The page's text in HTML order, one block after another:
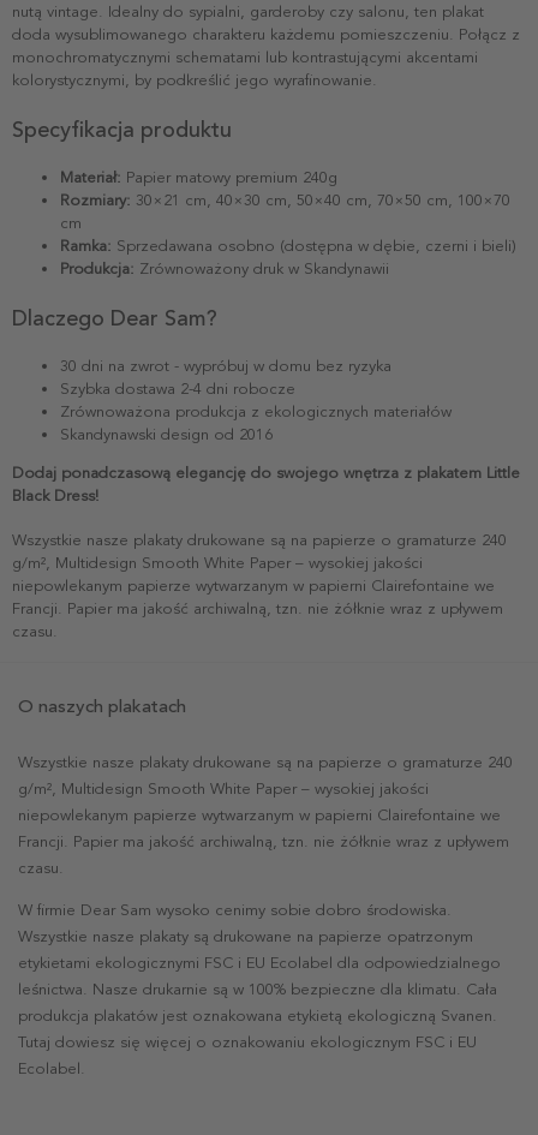
nutą vintage. Idealny do sypialni, garderoby czy salonu, ten plakat
doda wysublimowanego charakteru każdemu pomieszczeniu. Połącz z
monochromatycznymi schematami lub kontrastującymi akcentami
kolorystycznymi, by podkreślić jego wyrafinowanie.
Specyfikacja produktu
Materiał: Papier matowy premium 240g
Rozmiary: 30×21 cm, 40×30 cm, 50×40 cm, 70×50 cm, 100×70
cm
Ramka: Sprzedawana osobno (dostępna w dębie, czerni i bieli)
Produkcja: Zrównoważony druk w Skandynawii
Dlaczego Dear Sam?
30 dni na zwrot - wypróbuj w domu bez ryzyka
Szybka dostawa 2-4 dni robocze
Zrównoważona produkcja z ekologicznych materiałów
Skandynawski design od 2016
Dodaj ponadczasową elegancję do swojego wnętrza z plakatem Little
Black Dress!
Wszystkie nasze plakaty drukowane są na papierze o gramaturze 240
g/m², Multidesign Smooth White Paper – wysokiej jakości
niepowlekanym papierze wytwarzanym w papierni Clairefontaine we
Francji. Papier ma jakość archiwalną, tzn. nie żółknie wraz z upływem
czasu.
O naszych plakatach
Wszystkie nasze plakaty drukowane są na papierze o gramaturze 240
g/m², Multidesign Smooth White Paper – wysokiej jakości
niepowlekanym papierze wytwarzanym w papierni Clairefontaine we
Francji. Papier ma jakość archiwalną, tzn. nie żółknie wraz z upływem
czasu.
W firmie Dear Sam wysoko cenimy sobie dobro środowiska.
Wszystkie nasze plakaty są drukowane na papierze opatrzonym
etykietami ekologicznymi FSC i EU Ecolabel dla odpowiedzialnego
leśnictwa. Nasze drukarnie są w 100% bezpieczne dla klimatu. Cała
produkcja plakatów jest oznakowana etykietą ekologiczną Svanen.
Tutaj dowiesz się więcej o oznakowaniu ekologicznym FSC i EU
Ecolabel.